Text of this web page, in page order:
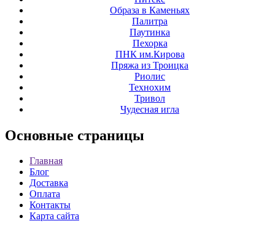
Образа в Каменьях
Палитра
Паутинка
Пехорка
ПНК им.Кирова
Пряжа из Троицка
Риолис
Технохим
Тривол
Чудесная игла
Основные страницы
Главная
Блог
Доставка
Оплата
Контакты
Карта сайта